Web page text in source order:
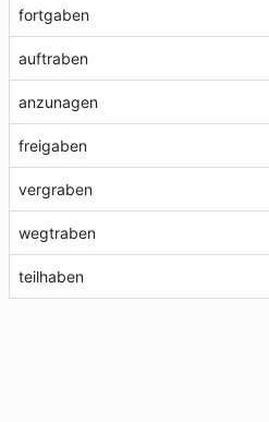
fortgaben
auftraben
anzunagen
freigaben
vergraben
wegtraben
teilhaben